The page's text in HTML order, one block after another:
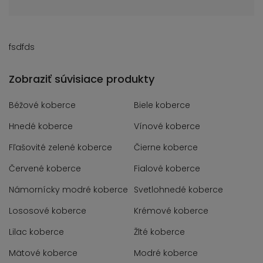
fsdfds
Zobraziť súvisiace produkty
Béžové koberce
Biele koberce
Hnedé koberce
Vínové koberce
Fľašovité zelené koberce
Čierne koberce
Červené koberce
Fialové koberce
Námornícky modré koberce Svetlohnedé koberce
Lososové koberce
Krémové koberce
Lilac koberce
Žlté koberce
Mätové koberce
Modré koberce